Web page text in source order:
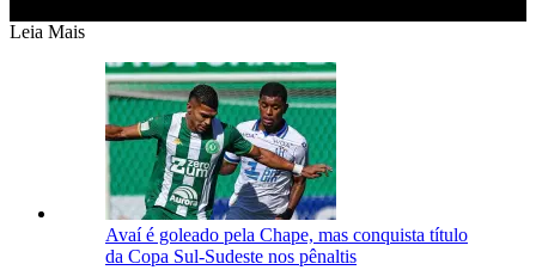
Leia Mais
Avaí é goleado pela Chape, mas conquista título
da Copa Sul-Sudeste nos pênaltis